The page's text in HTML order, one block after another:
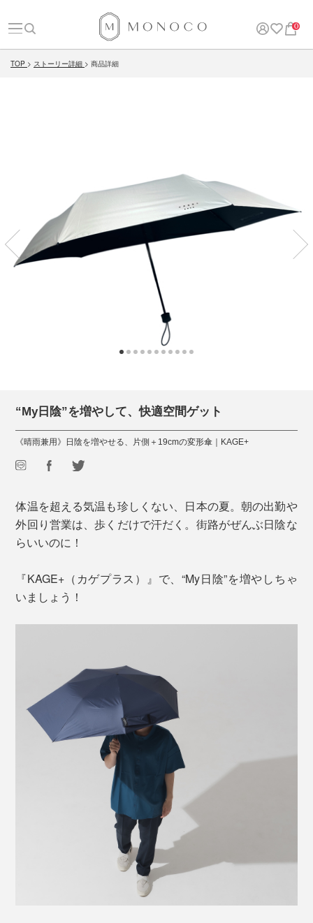
0
TOP ストーリー詳細 商品詳細
“My日陰”を増やして、快適空間ゲット
《晴雨兼用》日陰を増やせる、片側＋19cmの変形傘｜KAGE+
体温を超える気温も珍しくない、日本の夏。朝の出勤や
外回り営業は、歩くだけで汗だく。街路がぜんぶ日陰な
らいいのに！
『KAGE+（カゲプラス）』で、“My日陰”を増やしちゃ
いましょう！